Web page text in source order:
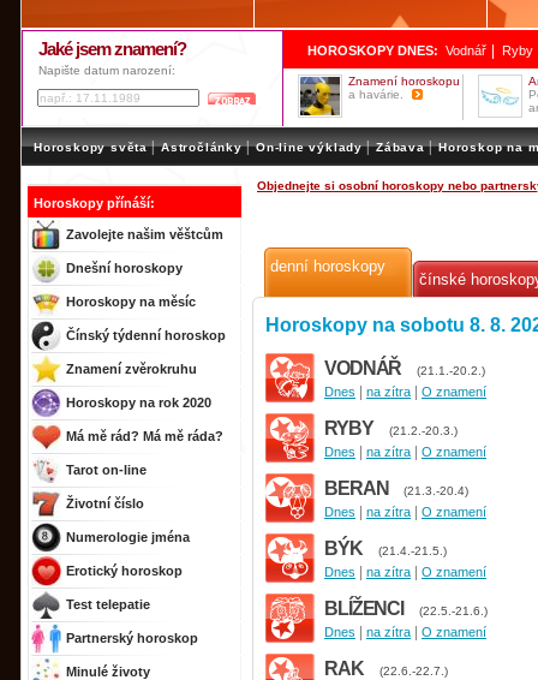
Jaké jsem znamení?
Napište datum narození:
HOROSKOPY DNES: Vodnář Ryby
Znamení horoskopu
a havárie.
Horoskopy světa | Astročlánky | On-line výklady | Zábava | Horoskop na
Horoskopy přínáší:
Zavolejte našim věštcům
Dnešní horoskopy
Horoskopy na měsíc
Čínský týdenní horoskop
Znamení zvěrokruhu
Horoskopy na rok 2020
Má mě rád? Má mě ráda?
Tarot on-line
Životní číslo
Numerologie jména
Erotický horoskop
Test telepatie
Partnerský horoskop
Minulé životy
Objednejte si osobní horoskopy nebo
denní horoskopy
čínské
Horoskopy na sobotu 8. 8.
VODNÁŘ (21.1.-20.2.)
Dnes na zítra O znamení
RYBY (21.2.-20.3.)
Dnes na zítra O znamení
BERAN (21.3.-20.4)
Dnes na zítra O znamení
BÝK (21.4.-21.5.)
Dnes na zítra O znamení
BLÍŽENCI (22.5.-21.6.)
Dnes na zítra O znamení
RAK (22.6.-22.7.)